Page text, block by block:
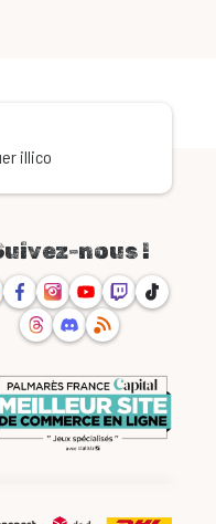
illico
nous !
FacebookInstagram
YoutubeTwitchTikTok
ThreadsDiscord
RSS